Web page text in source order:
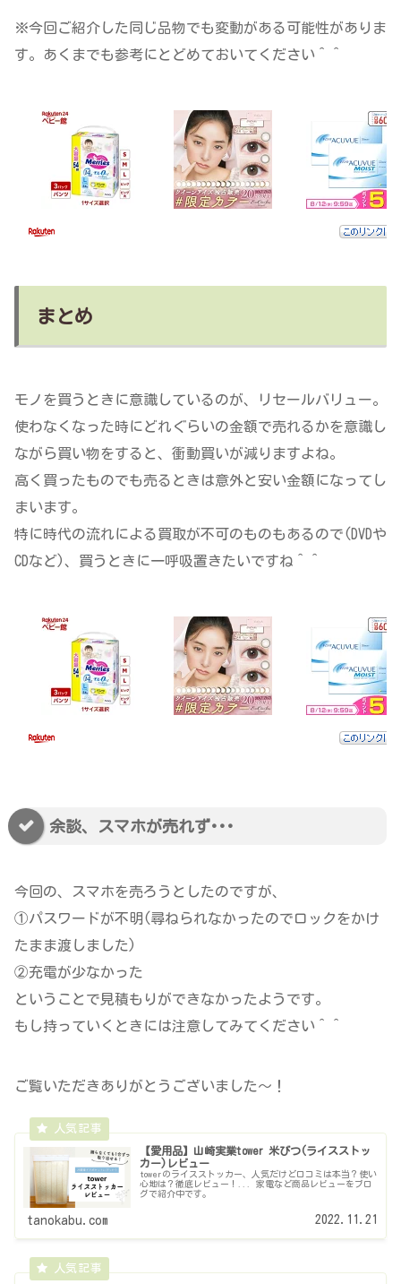
※今回ご紹介した同じ品物でも変動がある可能性がありま
す。あくまでも参考にとどめておいてください＾＾
まとめ
モノを買うときに意識しているのが、リセールバリュー。
使わなくなった時にどれぐらいの金額で売れるかを意識し
ながら買い物をすると、衝動買いが減りますよね。
高く買ったものでも売るときは意外と安い金額になってし
まいます。
特に時代の流れによる買取が不可のものもあるので(DVDや
CDなど)、買うときに一呼吸置きたいですね＾＾
余談、スマホが売れず･･･
今回の、スマホを売ろうとしたのですが、
①パスワードが不明(尋ねられなかったのでロックをかけ
たまま渡しました)
②充電が少なかった
ということで見積もりができなかったようです。
もし持っていくときには注意してみてください＾＾
ご覧いただきありがとうございました～！
【愛用品】山崎実業tower 米びつ(ライスストッ
カー)レビュー
towerのライスストッカー、人気だけど口コミは本当？使い
心地は？徹底レビュー！... 家電など商品レビューをブロ
グで紹介中です。
tanokabu.com 2022.11.21